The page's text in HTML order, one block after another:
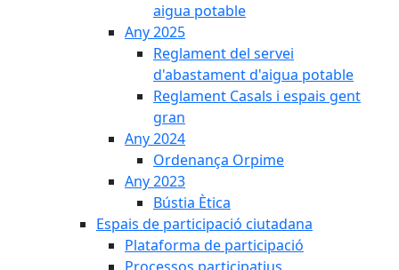
aigua potable
Any 2025
Reglament del servei
d'abastament d'aigua potable
Reglament Casals i espais gent
gran
Any 2024
Ordenança Orpime
Any 2023
Bústia Ètica
Espais de participació ciutadana
Plataforma de participació